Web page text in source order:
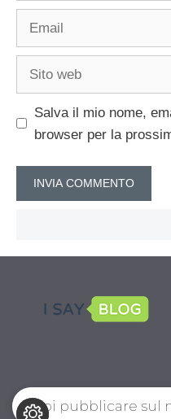
Salva il mio nome,
browser per la
Vuoi pubblicare sul